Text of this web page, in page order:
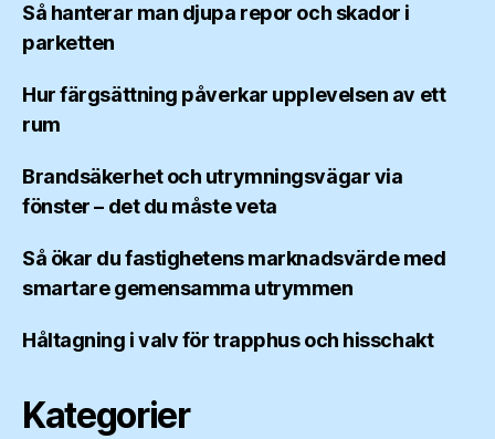
Så hanterar man djupa repor och skador i
parketten
Hur färgsättning påverkar upplevelsen av ett
rum
Brandsäkerhet och utrymningsvägar via
fönster – det du måste veta
Så ökar du fastighetens marknadsvärde med
smartare gemensamma utrymmen
Håltagning i valv för trapphus och hisschakt
Kategorier